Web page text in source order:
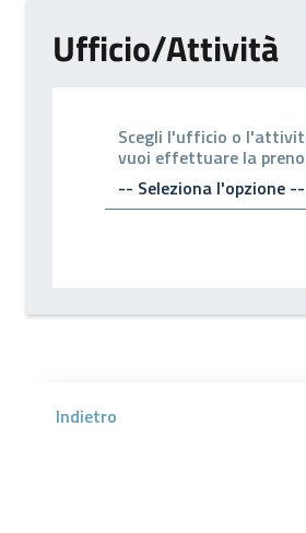
Ufficio/Attività
Scegli l'ufficio o
vuoi effettuare la
Indietro